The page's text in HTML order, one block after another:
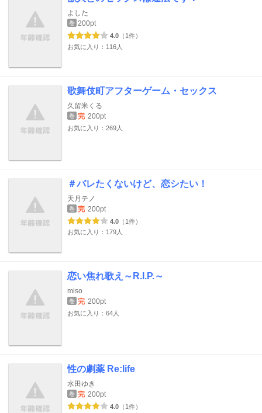
よした
巻 200pt
4.0 （1件）
お気に入り：116人
歌舞伎町アフターゲーム・セックス
久留米くる
巻 完 200pt
お気に入り：269人
＃バレたくないけど、恋シたい！
天月テノ
巻 完 200pt
4.0 （1件）
お気に入り：179人
恋い焦れ歌え～R.I.P.～
miso
巻 完 200pt
お気に入り：64人
性の劇薬 Re:life
水田ゆき
巻 完 200pt
4.0 （1件）